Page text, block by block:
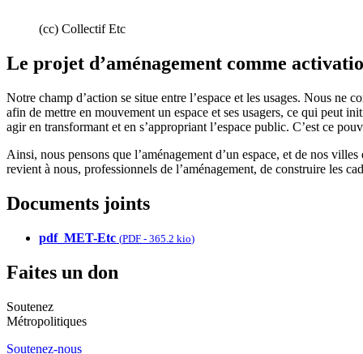
(cc) Collectif Etc
Le projet d’aménagement comme
Notre champ d’action se situe entre l’espace et les usages. Nous ne
afin de mettre en mouvement un espace et ses usagers, ce qui peut
agir en transformant et en s’appropriant l’espace public. C’est ce
Ainsi, nous pensons que l’aménagement d’un espace, et de nos
revient à nous, professionnels de l’aménagement, de construire les
Documents joints
pdf_MET-Etc (PDF - 365.2 kio)
Faites un don
Soutenez
Métropolitiques
Soutenez-nous